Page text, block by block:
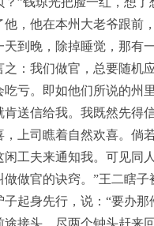
他，他在本州大老爷跟前
天到晚，除掉睡觉，那有
之：我们做官，总要随机
吃亏。即如他们所说的州
肯送信给我。我既然先得
，上司瞧着自然欢喜。倘
闲工夫来通知我。可见同
做做官的诀窍。”王二瞎子
子起身先行，说：“要办那
途接头，尽两个钟头赶来